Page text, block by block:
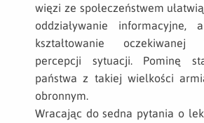
więzi ze społeczeństwem
oddziaływanie informacyjne,
kształtowanie
percepcji sytuacji. Pominę
państwa z takiej wielkości
obronnym.
Wracając do sedna pytania o